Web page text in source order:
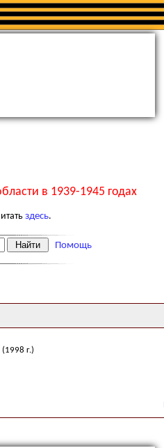
в 1939-1945 годах
здесь.
Помощь
г.)